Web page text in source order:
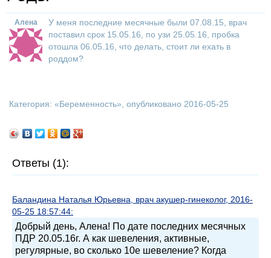
Алена
У меня последние месячные были 07.08.15, врач
поставил срок 15.05.16, по узи 25.05.16, пробка
отошла 06.05.16, что делать, стоит ли ехать в
роддом?
Категория: «Беременность», опубликовано 2016-05-25
Ответы (1):
Баландина Наталья Юрьевна, врач акушер-гинеколог, 2016-
05-25 18:57:44:
Добрый день, Алена! По дате последних месячных
ПДР 20.05.16г. А как шевеления, активные,
регулярные, во сколько 10е шевеление? Когда